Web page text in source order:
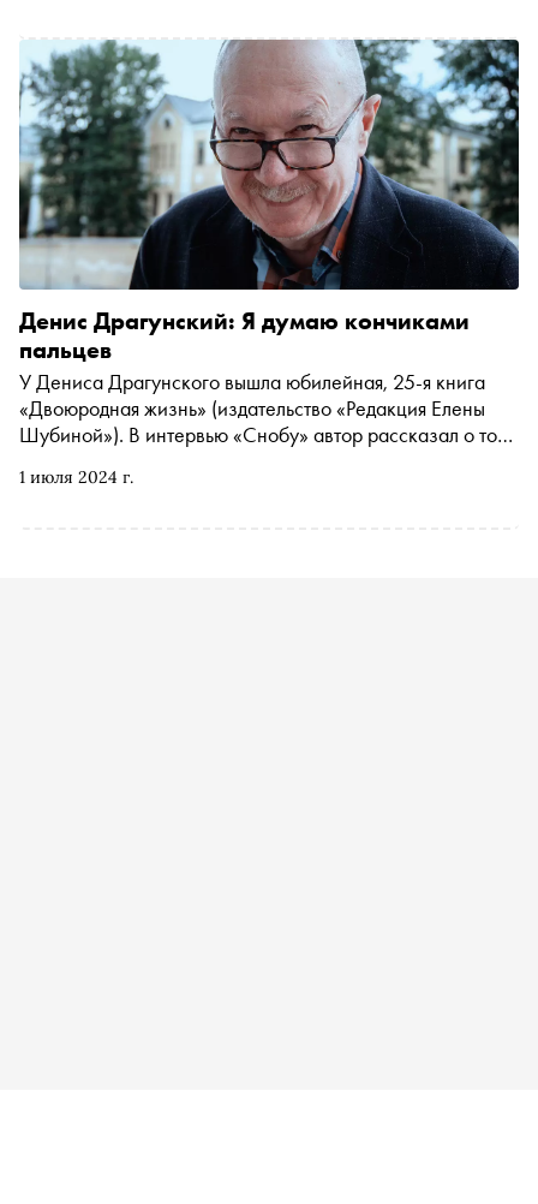
1 июля 2024 г.
Денис Драгунский: Я думаю кончиками
пальцев
У Дениса Драгунского вышла юбилейная, 25-я книга
«Двоюродная жизнь» (издательство «Редакция Елены
Шубиной»). В интервью «Снобу» автор рассказал о том,
литературный герой и не надоела ли ему литература